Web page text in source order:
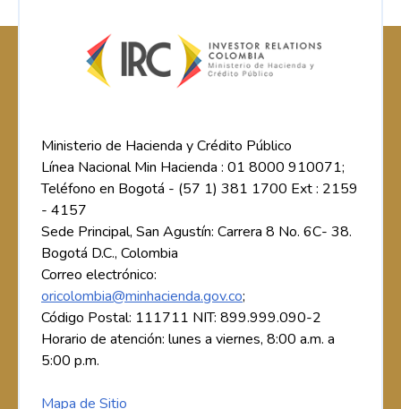
Ministerio de Hacienda y Crédito Público
Línea Nacional Min Hacienda : 01 8000 910071;
Teléfono en Bogotá - (57 1) 381 1700 Ext : 2159
- 4157
Sede Principal, San Agustín: Carrera 8 No. 6C- 38.
Bogotá D.C., Colombia
Correo electrónico:
oricolombia@minhacienda.gov.co;
Código Postal: 111711 NIT: 899.999.090-2
Horario de atención: lunes a viernes, 8:00 a.m. a
5:00 p.m.
Mapa de Sitio